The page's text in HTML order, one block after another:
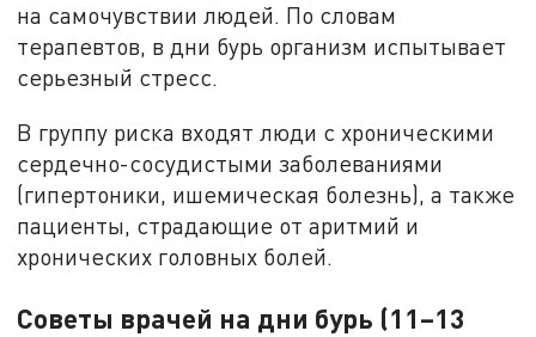
на самочувствии людей. По словам
терапевтов, в дни бурь организм испытывает
серьезный стресс.
В группу риска входят люди с хроническими
сердечно-сосудистыми заболеваниями
(гипертоники, ишемическая болезнь), а также
пациенты, страдающие от аритмий и
хронических головных болей.
Советы врачей на дни бурь (11–13